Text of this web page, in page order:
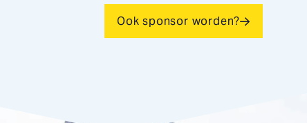
Ook sponsor worden?